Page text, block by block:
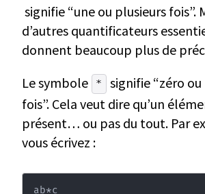
signifie “une ou plusieurs fois”.
d’autres quantificateurs
donnent beaucoup plus de
Le symbole
*
signifie “zéro
fois”. Cela veut dire qu’un
présent… ou pas du tout. Par
vous écrivez :
ab*c